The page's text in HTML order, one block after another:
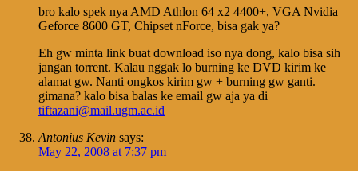
bro kalo spek nya AMD Athlon 64 x2 4400+, VGA Nvidia
Geforce 8600 GT, Chipset nForce, bisa gak ya?
Eh gw minta link buat download iso nya dong, kalo bisa sih
jangan torrent. Kalau nggak lo burning ke DVD kirim ke
alamat gw. Nanti ongkos kirim gw + burning gw ganti.
gimana? kalo bisa balas ke email gw aja ya di
tiftazani@mail.ugm.ac.id
Antonius Kevin says:
May 22, 2008 at 7:37 pm